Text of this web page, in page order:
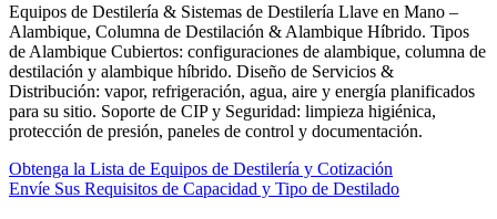
Equipos de Destilería & Sistemas de Destilería Llave en Mano –
Alambique, Columna de Destilación & Alambique Híbrido. Tipos
de Alambique Cubiertos: configuraciones de alambique, columna de
destilación y alambique híbrido. Diseño de Servicios &
Distribución: vapor, refrigeración, agua, aire y energía planificados
para su sitio. Soporte de CIP y Seguridad: limpieza higiénica,
protección de presión, paneles de control y documentación.
Obtenga la Lista de Equipos de Destilería y Cotización
Envíe Sus Requisitos de Capacidad y Tipo de Destilado